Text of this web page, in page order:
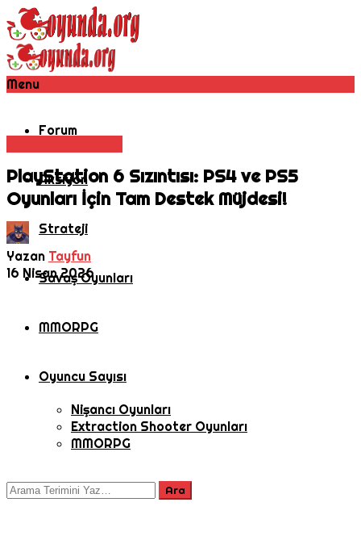
Menu
Forum
Aksiyon
Strateji
Savaş Oyunları
MMORPG
Oyuncu Sayısı
Nişancı Oyunları
Extraction Shooter Oyunları
MMORPG
PlayStation 6 Sızıntısı: PS4 ve PS5
Oyunları İçin Tam Destek Müjdesi!
Yazan Tayfun
16 Nisan 2026